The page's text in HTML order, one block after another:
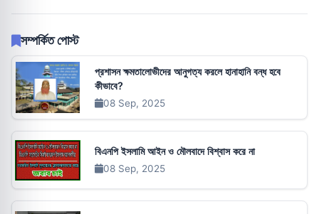
সম্পর্কিত পোস্ট
প্রশাসন ক্ষমতালোভীদের আনুগত্য করলে হানাহানি বন্ধ হবে
কীভাবে?
08 Sep, 2025
বিএনপি ইসলামি আইন ও মৌলবাদে বিশ্বাস করে না
08 Sep, 2025